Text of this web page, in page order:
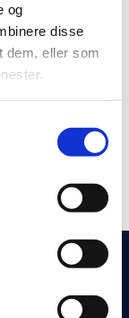
og
disse
dem, eller som
til
Gæsterne
de 600 kvm.
er